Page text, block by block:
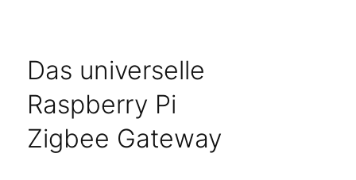
Das universelle
Raspberry Pi
Zigbee Gateway